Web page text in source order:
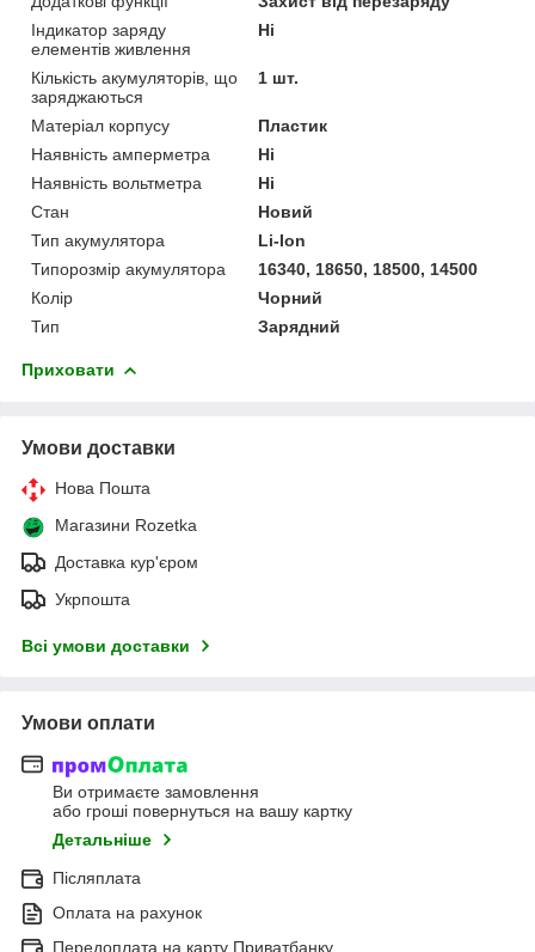
Індикатор заряду
елементів живлення
Ні
Кількість акумуляторів, що
заряджаються
1 шт.
Матеріал корпусу
Пластик
Наявність амперметра
Ні
Наявність вольтметра
Ні
Стан
Новий
Тип акумулятора
Li-Ion
Типорозмір акумулятора
16340, 18650, 18500, 14500
Колір
Чорний
Тип
Зарядний
Приховати
Умови доставки
Нова Пошта
Магазини Rozetka
Доставка кур'єром
Укрпошта
Всі умови доставки
Умови оплати
Ви отримаєте замовлення
або гроші повернуться на вашу картку
Детальніше
Післяплата
Оплата на рахунок
Передоплата на карту Приватбанку